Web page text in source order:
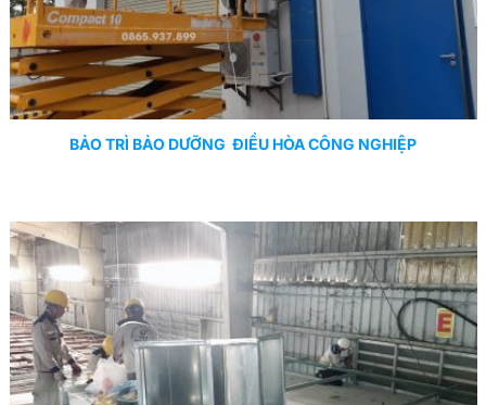
BẢO TRÌ BẢO DƯỠNG ĐIỀU HÒA CÔNG NGHIỆP